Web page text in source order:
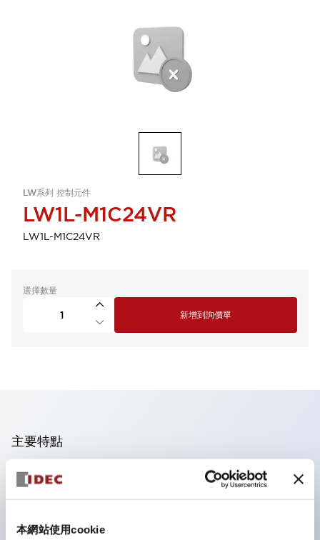
本網站使用cookie
LW系列 控制元件
LW1L-M1C24VR
LW1L-M1C24VR
選擇數量
新增到詢價單
主要特點
可進行集合密著安裝，接觸單元的拆裝在集合密著安裝時
亦容易進行。
採用刺刀機構的鎖定桿拆裝方式的分離結構。